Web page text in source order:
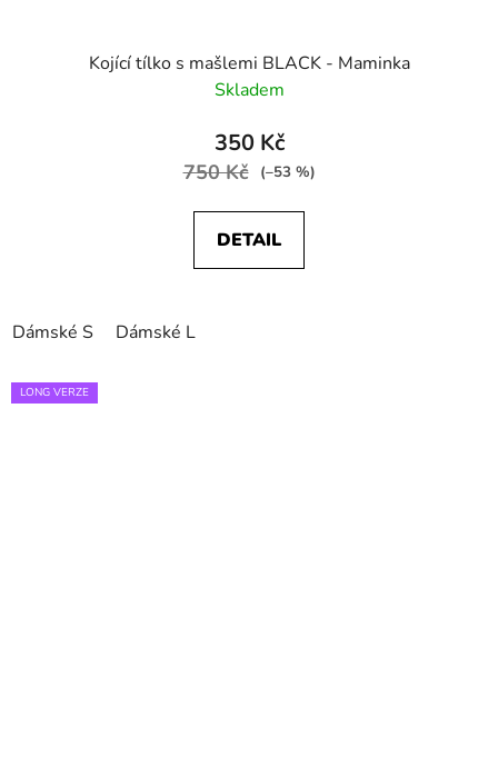
Kojící tílko s mašlemi BLACK - Maminka
Skladem
350 Kč
750 Kč (–53 %)
DETAIL
Dámské S Dámské L
LONG VERZE